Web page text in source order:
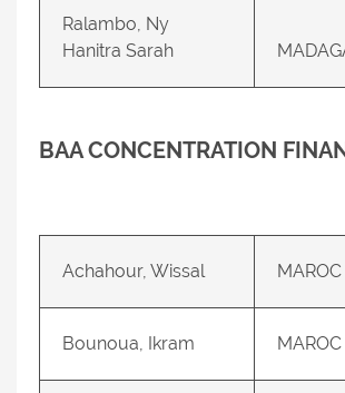
Ralambo, Ny
Hanitra Sarah
BAA CONCENTRATION
Achahour, Wissal MAROC
Bounoua, Ikram MAROC